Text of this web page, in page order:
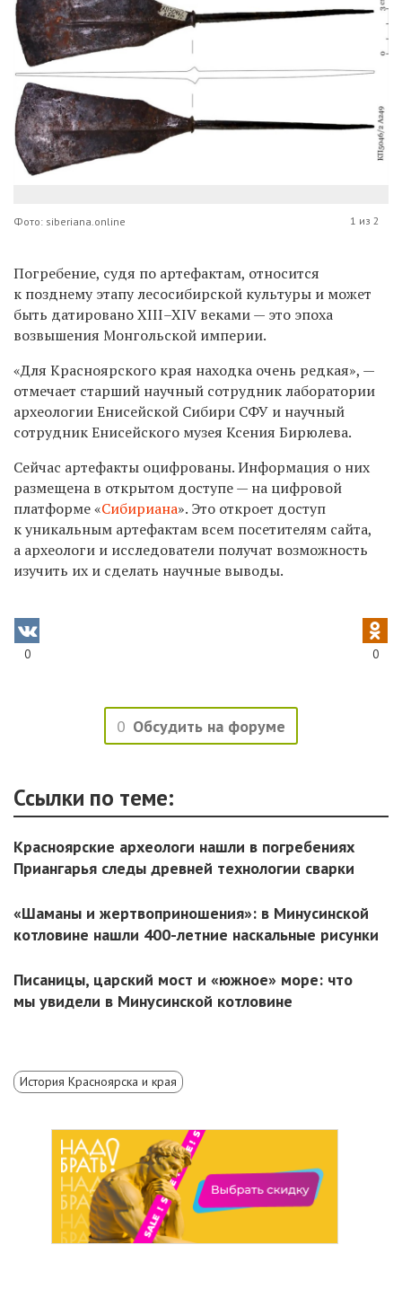
Фото: siberiana.online 1 из 2
Погребение, судя по артефактам, относится
к позднему этапу лесосибирской культуры и может
быть датировано XIII–XIV веками — это эпоха
возвышения Монгольской империи.
«Для Красноярского края находка очень редкая», —
отмечает старший научный сотрудник лаборатории
археологии Енисейской Сибири СФУ и научный
сотрудник Енисейского музея Ксения Бирюлева.
Сейчас артефакты оцифрованы. Информация о них
размещена в открытом доступе — на цифровой
платформе «Сибириана». Это откроет доступ
к уникальным артефактам всем посетителям сайта,
а археологи и исследователи получат возможность
изучить их и сделать научные выводы.
0 0
0 Обсудить на форуме
Ссылки по теме:
Красноярские археологи нашли в погребениях
Приангарья следы древней технологии сварки
«Шаманы и жертвоприношения»: в Минусинской
котловине нашли 400-летние наскальные рисунки
Писаницы, царский мост и «южное» море: что
мы увидели в Минусинской котловине
История Красноярска и края